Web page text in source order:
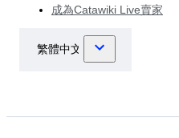
成為Catawiki Live賣家